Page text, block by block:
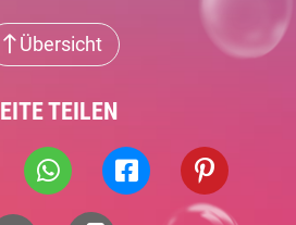
Übersicht
TEILEN